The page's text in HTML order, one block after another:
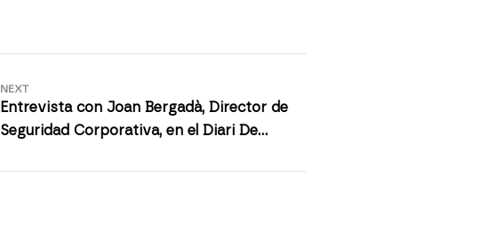
NEXT
Entrevista con Joan Bergadà, Director de
Seguridad Corporativa, en el Diari De